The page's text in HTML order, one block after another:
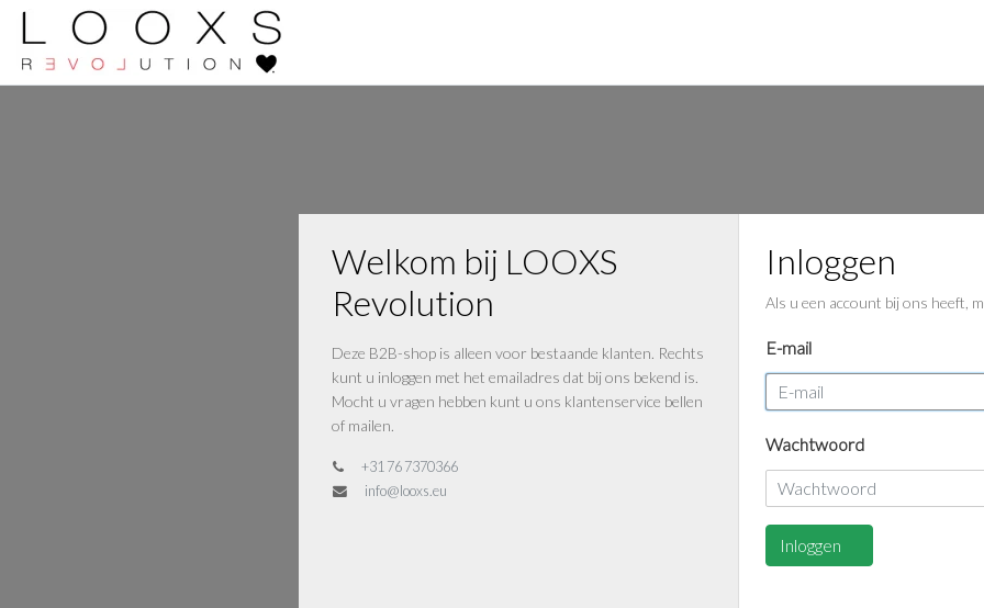
Welkom bij LOOXS
Revolution
Deze B2B-shop is alleen voor bestaande klanten. Rechts
kunt u inloggen met het emailadres dat bij ons bekend is.
Mocht u vragen hebben kunt u ons klantenservice bellen
of mailen.
+31 76 7370366
info@looxs.eu
Inloggen
Als u een account bij ons heeft,
E-mail
Wachtwoord
Inloggen